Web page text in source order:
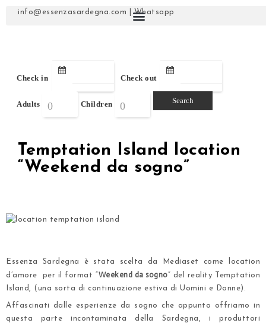
info@essenzasardegna.com |Whatsapp
Check in Check out
Adults Children
Temptation Island location
“Weekend da sogno”
Essenza Sardegna è stata scelta da Mediaset come location
d’amore per il format “Weekend da sogno” del reality Temptation
Island, (una sorta di continuazione estiva di Uomini e Donne).
Affascinati dalle esperienze da sogno che appunto offriamo in
questa parte incontaminata della Sardegna
, i produttori